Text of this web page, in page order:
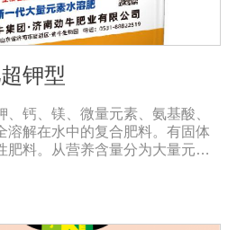
钾型
钙、镁、微量元素、氨基酸、
溶解在水中的复合肥料。有固体
肥料。从营养含量分为大量元素
腐植酸水溶性肥料、有机水溶性
磷酸钙肥等品种相比，水溶性
是一种水溶性好、无残渣的速效